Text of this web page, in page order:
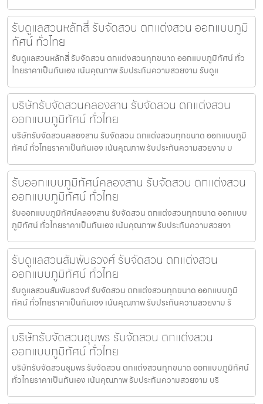
รับดูแลสวนหลักสี่ รับจัดสวน ตกแต่งสวน ออกแบบภูมิ
ทัศน์ ทั่วไทย
รับดูแลสวนหลักสี่ รับจัดสวน ตกแต่งสวนทุกขนาด ออกแบบภูมิทัศน์ ทั่ว
ไทยราคาเป็นกันเอง เน้นคุณภาพ รับประกันความสวยงาม รับดูแ
บริษัทรับจัดสวนคลองสาน รับจัดสวน ตกแต่งสวน
ออกแบบภูมิทัศน์ ทั่วไทย
บริษัทรับจัดสวนคลองสาน รับจัดสวน ตกแต่งสวนทุกขนาด ออกแบบภูมิ
ทัศน์ ทั่วไทยราคาเป็นกันเอง เน้นคุณภาพ รับประกันความสวยงาม บ
รับออกแบบภูมิทัศน์คลองสาน รับจัดสวน ตกแต่งสวน
ออกแบบภูมิทัศน์ ทั่วไทย
รับออกแบบภูมิทัศน์คลองสาน รับจัดสวน ตกแต่งสวนทุกขนาด ออกแบบ
ภูมิทัศน์ ทั่วไทยราคาเป็นกันเอง เน้นคุณภาพ รับประกันความสวยงา
รับดูแลสวนสัมพันธวงศ์ รับจัดสวน ตกแต่งสวน
ออกแบบภูมิทัศน์ ทั่วไทย
รับดูแลสวนสัมพันธวงศ์ รับจัดสวน ตกแต่งสวนทุกขนาด ออกแบบภูมิ
ทัศน์ ทั่วไทยราคาเป็นกันเอง เน้นคุณภาพ รับประกันความสวยงาม รั
บริษัทรับจัดสวนชุมพร รับจัดสวน ตกแต่งสวน
ออกแบบภูมิทัศน์ ทั่วไทย
บริษัทรับจัดสวนชุมพร รับจัดสวน ตกแต่งสวนทุกขนาด ออกแบบภูมิทัศน์
ทั่วไทยราคาเป็นกันเอง เน้นคุณภาพ รับประกันความสวยงาม บริ